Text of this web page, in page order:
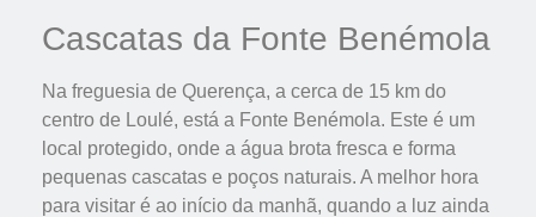
Cascatas da Fonte Benémola
Na freguesia de Querença, a cerca de 15 km do
centro de Loulé, está a Fonte Benémola. Este é um
local protegido, onde a água brota fresca e forma
pequenas cascatas e poços naturais. A melhor hora
para visitar é ao início da manhã, quando a luz ainda